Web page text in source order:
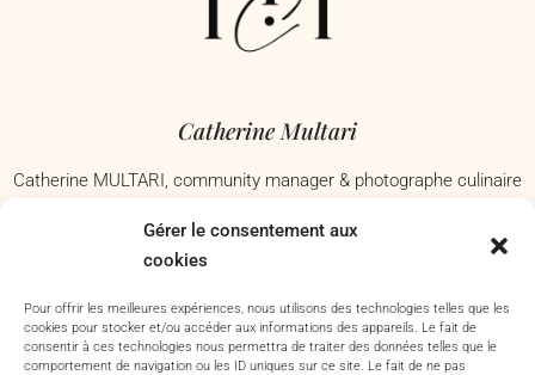
Gérer le consentement aux
cookies
Pour offrir les meilleures expériences, nous utilisons des technologies telles que les
cookies pour stocker et/ou accéder aux informations des appareils. Le fait de
consentir à ces technologies nous permettra de traiter des données telles que le
comportement de navigation ou les ID uniques sur ce site. Le fait de ne pas
Catherine Multari
Catherine MULTARI, community manager & photographe culinaire
culinaires à mettre en valeur avec passion leur savoir-faire. Basée
dans les Alpes-Maritimes – Je me déplace à Antibes, Nice,
Cannes, Grasse, Toulon, Aix-en-Provence et dans tout le Var.